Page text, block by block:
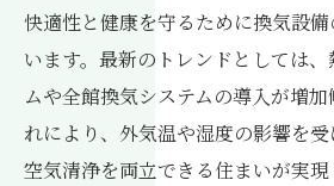
快適性と健康を守るために換気設
います。最新のトレンドとしては
ムや全館換気システムの導入が増
れにより、外気温や湿度の影響を
空気清浄を両立できる住まいが実現